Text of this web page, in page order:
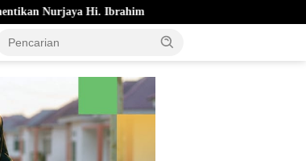
Pemkot Ternate Cairkan Bonus Atlet